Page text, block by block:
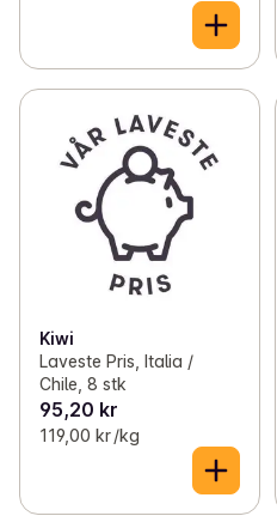
Kiwi
Laveste Pris, Italia /
Chile, 8 stk
95,20 kr
119,00 kr /kg